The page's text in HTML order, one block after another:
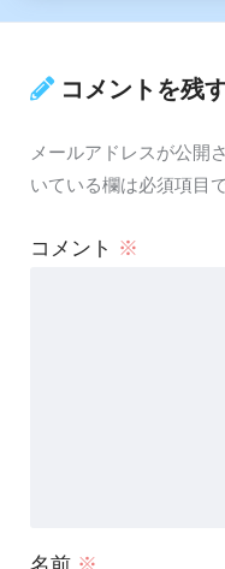
コメントを残
メールアドレスが公開
いている欄は必須項目
コメント ※